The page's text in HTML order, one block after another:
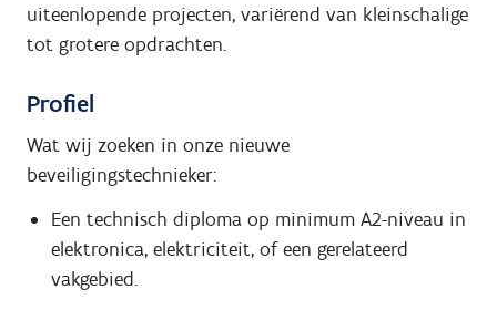
uiteenlopende projecten, variërend van kleinschalige
tot grotere opdrachten.
Profiel
Wat wij zoeken in onze nieuwe
beveiligingstechnieker:
Een technisch diploma op minimum A2-niveau in
elektronica, elektriciteit, of een gerelateerd
vakgebied.